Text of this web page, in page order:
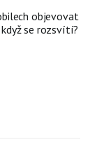
objevovat
se rozsvítí?